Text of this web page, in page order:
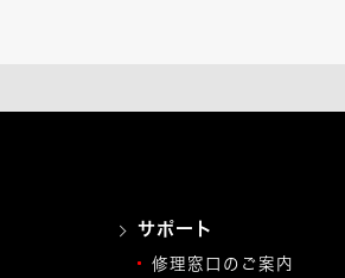
サポート
修理窓口のご案内